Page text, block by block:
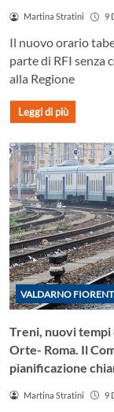
Martina Stratini 9
Il nuovo orario
parte di RFI senza
alla Regione
Leggi di più
VALDARNO
Treni, nuovi
Orte- Roma. Il
pianificazione
Martina Stratini 9